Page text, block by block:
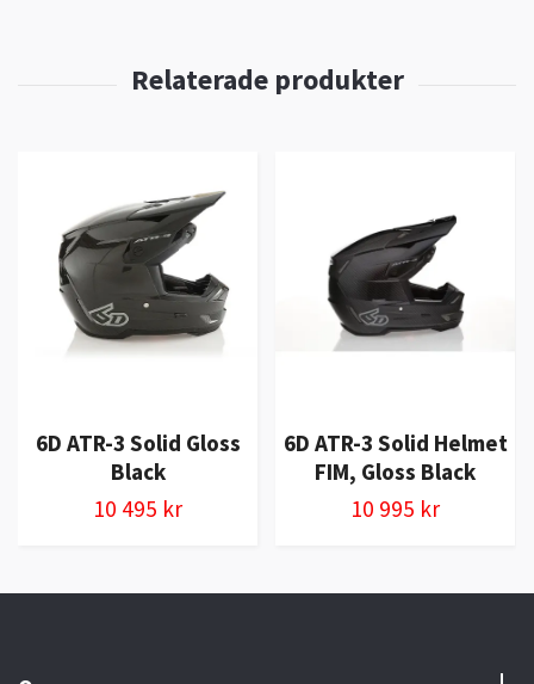
6D ATR-3 Solid Gloss
Black
10 495 kr
6D ATR-3 Solid Helmet
FIM, Gloss Black
10 995 kr